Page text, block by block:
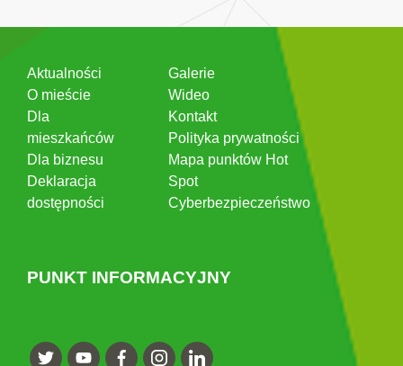
Aktualności
O mieście
Dla
mieszkańców
Dla biznesu
Deklaracja
dostępności
Galerie
Wideo
Kontakt
Polityka prywatności
Mapa punktów Hot
Spot
Cyberbezpieczeństwo
PUNKT INFORMACYJNY